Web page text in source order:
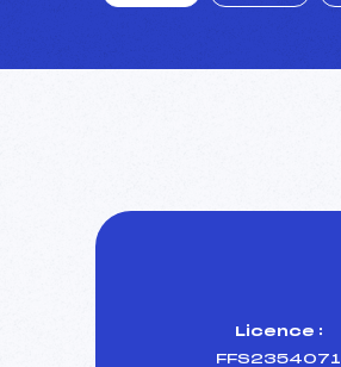
Licence :
FFS2354071